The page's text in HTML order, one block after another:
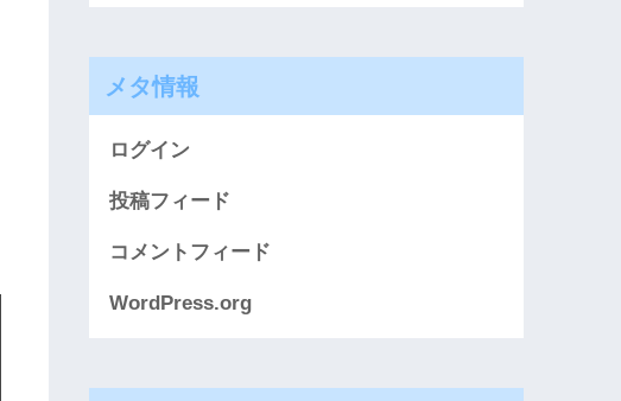
メタ情報
ログイン
投稿フィード
コメントフィード
WordPress.org